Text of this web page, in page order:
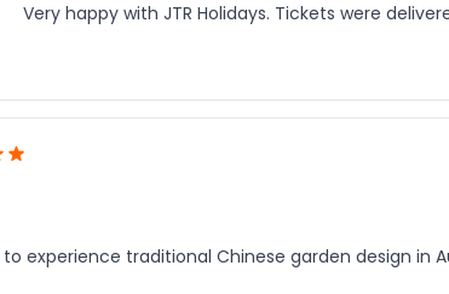
Very happy with JTR Holidays. Tickets were
experience traditional Chinese garden design in